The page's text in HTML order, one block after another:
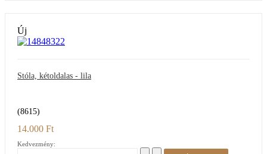
Új
Stóla, kétoldalas - lila
(8615)
14.000 Ft
Kedvezmény: